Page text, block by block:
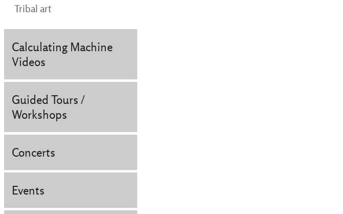
Tribal art
Calculating Machine
Videos
Guided Tours /
Workshops
Concerts
Events